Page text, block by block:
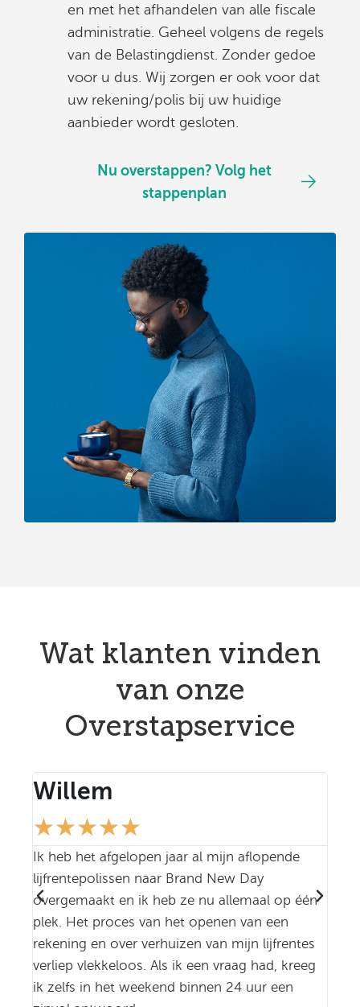
en met het afhandelen van alle fiscale
administratie. Geheel volgens de regels
van de Belastingdienst. Zonder gedoe
voor u dus. Wij zorgen er ook voor dat
uw rekening/polis bij uw huidige
aanbieder wordt gesloten.
Nu overstappen? Volg het
stappenplan
Wat klanten vinden
van onze
Overstapservice
Willem
★★★★★
Ik heb het afgelopen jaar al mijn aflopende
lijfrentepolissen naar Brand New Day
overgemaakt en ik heb ze nu allemaal op één
plek. Het proces van het openen van een
rekening en over verhuizen van mijn lijfrentes
verliep vlekkeloos. Als ik een vraag had, kreeg
ik zelfs in het weekend binnen 24 uur een